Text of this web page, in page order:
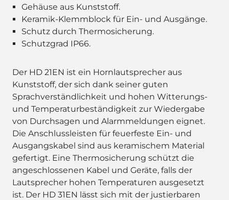
Gehäuse aus Kunststoff.
Keramik-Klemmblock für Ein- und Ausgänge.
Schutz durch Thermosicherung.
Schutzgrad IP66.
Der HD 21EN ist ein Hornlautsprecher aus
Kunststoff, der sich dank seiner guten
Sprachverständlichkeit und hohen Witterungs-
und Temperaturbeständigkeit zur Wiedergabe
von Durchsagen und Alarmmeldungen eignet.
Die Anschlussleisten für feuerfeste Ein- und
Ausgangskabel sind aus keramischem Material
gefertigt. Eine Thermosicherung schützt die
angeschlossenen Kabel und Geräte, falls der
Lautsprecher hohen Temperaturen ausgesetzt
ist. Der HD 31EN lässt sich mit der justierbaren